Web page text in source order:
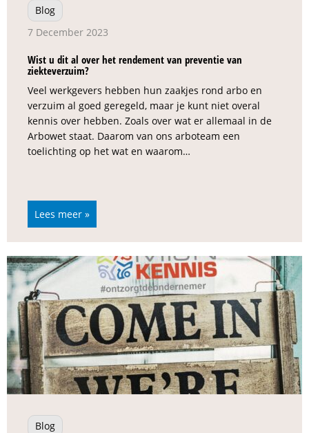
Blog
7 December 2023
Wist u dit al over het rendement van preventie van
ziekteverzuim?
Veel werkgevers hebben hun zaakjes rond arbo en
verzuim al goed geregeld, maar je kunt niet overal
kennis over hebben. Zoals over wat er allemaal in de
Arbowet staat. Daarom van ons arboteam een
toelichting op het wat en waarom…
Lees meer »
Blog